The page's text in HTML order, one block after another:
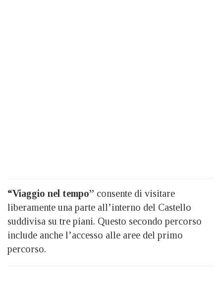
“Viaggio nel tempo” consente di visitare
liberamente una parte all’interno del Castello
suddivisa su tre piani. Questo secondo percorso
include anche l’accesso alle aree del primo
percorso.